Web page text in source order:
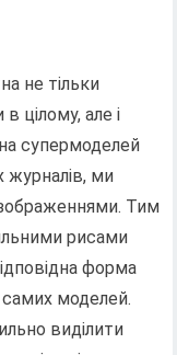
не тільки
цілому, але і
супермоделей
журналів, ми
Тим
рисами
форма
самих моделей.
виділити